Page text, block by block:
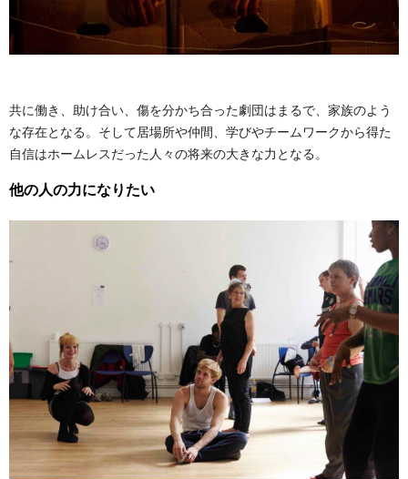
共に働き、助け合い、傷を分かち合った劇団はまるで、家族のよう
な存在となる。そして居場所や仲間、学びやチームワークから得た
自信はホームレスだった人々の将来の大きな力となる。
他の人の力になりたい